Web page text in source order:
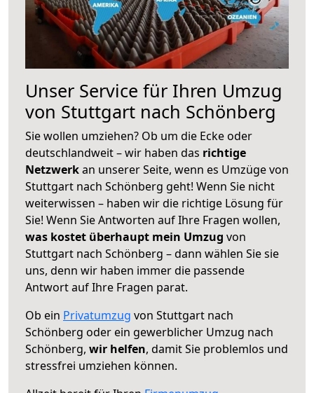
Unser Service für Ihren Umzug
von Stuttgart nach Schönberg
Sie wollen umziehen? Ob um die Ecke oder
deutschlandweit – wir haben das richtige
Netzwerkan unserer Seite, wenn es Umzüge von
Stuttgart nach Schönberg geht! Wenn Sie nicht
weiterwissen – haben wir die richtige Lösung für
Sie! Wenn Sie Antworten auf Ihre Fragen wollen,
was kostet überhaupt mein Umzug von
Stuttgart nach Schönberg – dann wählen Sie sie
uns, denn wir haben immer die passende
Antwort auf Ihre Fragen parat.
Ob ein Privatumzug von Stuttgart nach
Schönberg oder ein gewerblicher Umzug nach
Schönberg, wir helfen, damit Sie problemlos und
stressfrei umziehen können.